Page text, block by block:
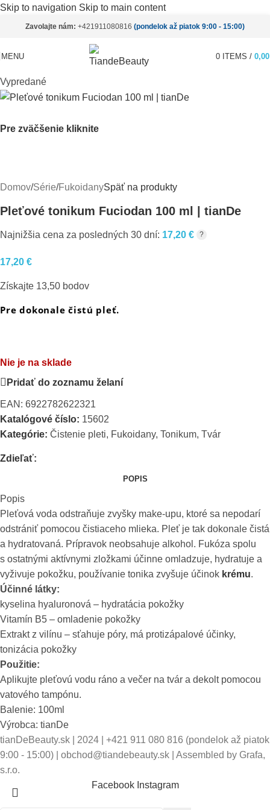
Skip to navigation Skip to main content
Zavolajte nám: +421911080816 (pondelok až piatok 9:00 - 15:00)
MENU 0 ITEMS /
Vypredané
Pre zväčšenie kliknite
Domov/Série/FukoidanySpäť na produkty
Pleťové tonikum Fuciodan 100 ml | tianDe
Najnižšia cena za posledných 30 dní: 17,20 € ?
17,20 €
Získajte 13,50 bodov
Pre dokonale čistú pleť.
Nie je na sklade
Pridať do zoznamu želaní
EAN: 6922782622321
Katalógové číslo: 15602
Kategórie: Čistenie pleti, Fukoidany, Tonikum, Tvár
Zdieľať:
POPIS
Popis
Pleťová voda odstraňuje zvyšky make-upu, ktoré sa nepodarí
odstrániť pomocou čistiaceho mlieka. Pleť je tak dokonale čistá
a hydratovaná. Prípravok neobsahuje alkohol. Fukóza spolu
s ostatnými aktívnymi zložkami účinne omladzuje, hydratuje a
vyživuje pokožku, používanie tonika zvyšuje účinok krému.
Účinné látky:
kyselina hyaluronová – hydratácia pokožky
Vitamín B5 – omladenie pokožky
Extrakt z vilínu – sťahuje póry, má protizápalové účinky,
tonizácia pokožky
Použitie:
Aplikujte pleťovú vodu ráno a večer na tvár a dekolt pomocou
vatového tampónu.
Balenie: 100ml
Výrobca: tianDe
tianDeBeauty.sk | 2024 | +421 911 080 816 (pondelok až piatok
9:00 - 15:00) | obchod@tiandebeauty.sk | Assembled by Grafa,
s.r.o.
Facebook Instagram